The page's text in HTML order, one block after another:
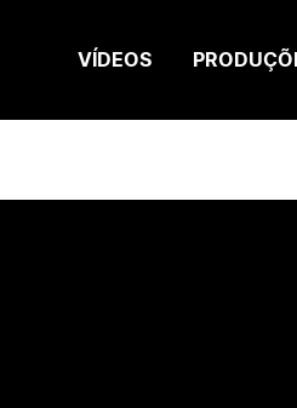
VÍDEOS